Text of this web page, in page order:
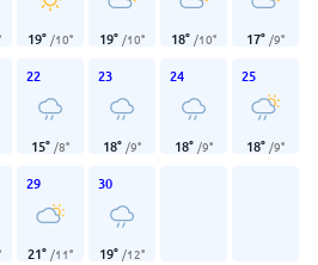
19° /10° 19° /10° 18° /10° 17° /9°
22
15° /8°
23
18° /9°
24
18° /9°
25
18° /9°
29
21° /11°
30
19° /12°